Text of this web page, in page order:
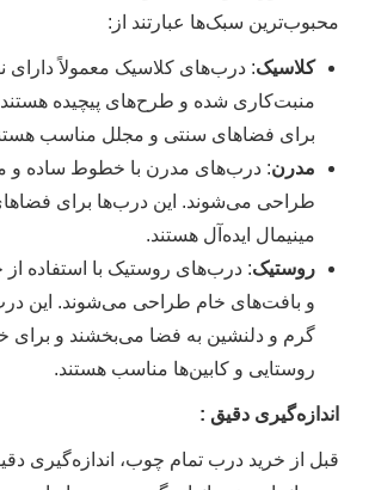
محبوب‌ترین سبک‌ها عبارتند از:
کلاسیک: درب‌های کلاسیک معمولاً
منبت‌کاری شده و طرح‌های پیچیده
برای فضاهای سنتی و مجلل مناسب
مدرن: درب‌های مدرن با خطوط ساده و
طراحی می‌شوند. این درب‌ها برای
مینیمال ایده‌آل هستند.
روستیک: درب‌های روستیک با استفاده
و بافت‌های خام طراحی می‌شوند. این
گرم و دلنشین به فضا می‌بخشند و برای
روستایی و کابین‌ها مناسب هستند.
اندازه‌گیری دقیق :
قبل از خرید درب تمام چوب، اندازه‌گیری